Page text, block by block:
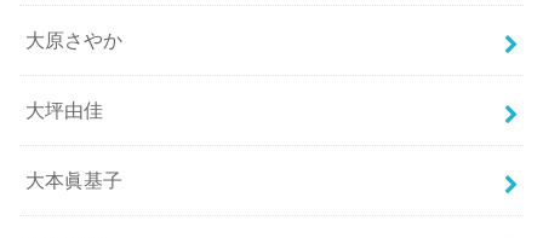
大原さやか
大坪由佳
大本眞基子